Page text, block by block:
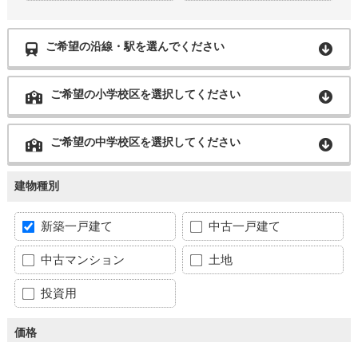
ご希望の沿線・駅を選んでください
ご希望の小学校区を選択してください
ご希望の中学校区を選択してください
建物種別
新築一戸建て 中古一戸建て
中古マンション 土地
投資用
価格